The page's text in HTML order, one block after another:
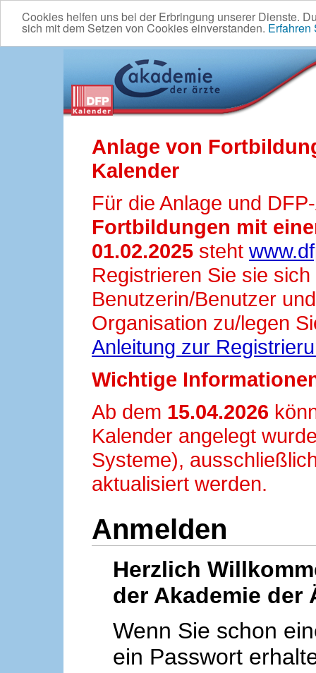
Cookies helfen uns bei der Erbringung unserer Dienste.
sich mit dem Setzen von Cookies einverstanden. Erfahren
Anlage von
Kalender
Für die Anlage und
Fortbildungen mit
01.02.2025 steht
Registrieren Sie sie
Benutzerin/Benutzer
Organisation zu/legen
Anleitung zur
Wichtige
Ab dem 15.04.2026
Kalender angelegt
Systeme),
aktualisiert werden.
Anmelden
Herzlich
der Akademie der
Wenn Sie schon
ein Passwort